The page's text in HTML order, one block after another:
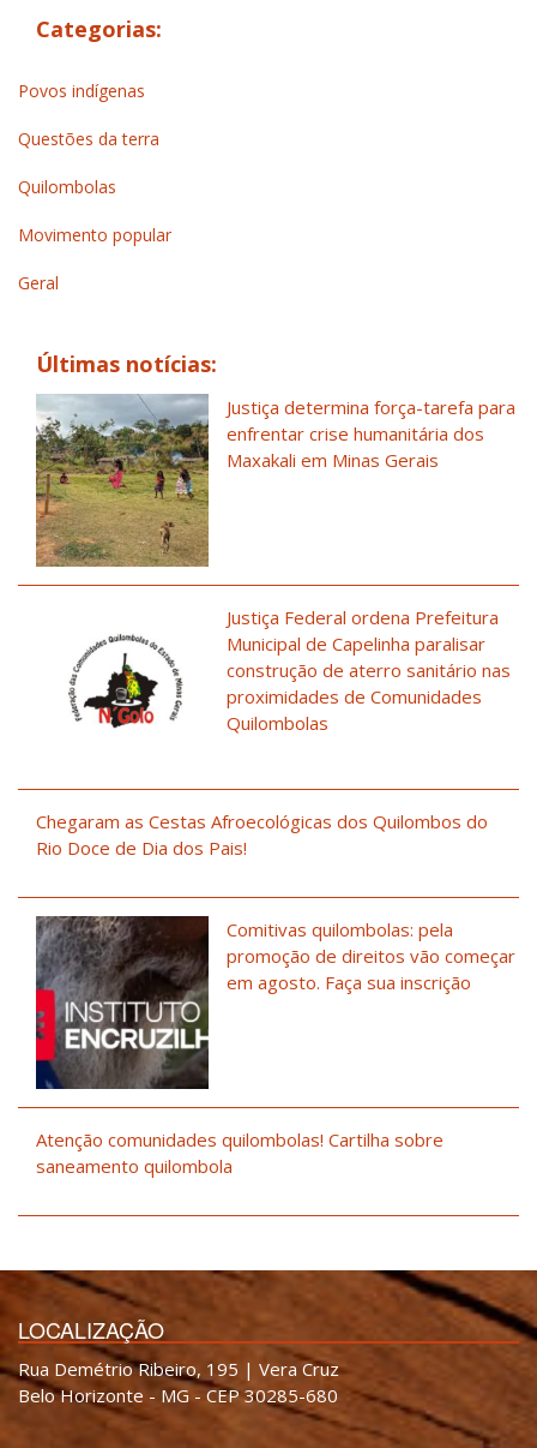
Categorias:
Povos indígenas
Questões da terra
Quilombolas
Movimento popular
Geral
Últimas notícias:
Justiça determina força-tarefa para
enfrentar crise humanitária dos
Maxakali em Minas Gerais
Justiça Federal ordena Prefeitura
Municipal de Capelinha paralisar
construção de aterro sanitário nas
proximidades de Comunidades
Quilombolas
Chegaram as Cestas Afroecológicas dos Quilombos do
Rio Doce de Dia dos Pais!
Comitivas quilombolas: pela
promoção de direitos vão começar
em agosto. Faça sua inscrição
Atenção comunidades quilombolas! Cartilha sobre
saneamento quilombola
LOCALIZAÇÃO
Rua Demétrio Ribeiro, 195 | Vera Cruz
Belo Horizonte - MG - CEP 30285-680